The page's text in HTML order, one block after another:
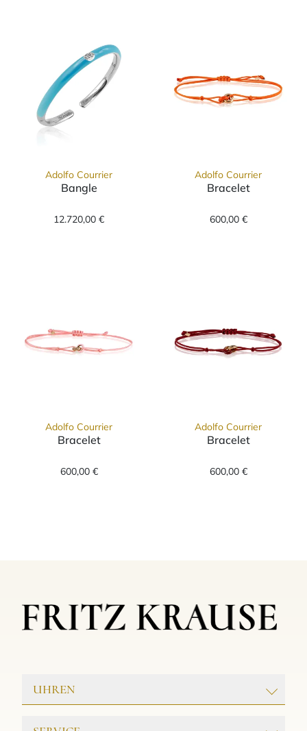
Adolfo Courrier
Bangle
12.720,00 €
Adolfo Courrier
Bracelet
600,00 €
Adolfo Courrier
Bracelet
600,00 €
Adolfo Courrier
Bracelet
600,00 €
UHREN